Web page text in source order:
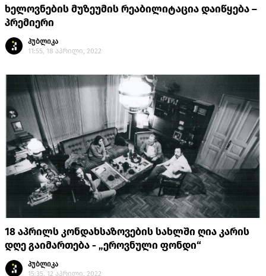
ხელოვნების მუზეუმის რეაბილიტაცია დაიწყება –
პრემიერი
პუბლიკა
11:55, 18 აპრილი, 2022
18 აპრილს კონდახსაზოვების სახლში ღია კარის
დღე გაიმართება - „ეროვნული ფონდი“
პუბლიკა
15:35, 12 აპრილი, 2022